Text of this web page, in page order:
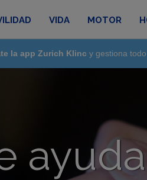
VIDA MOTOR
la app Zurich Klinc y gestiona
ayuda